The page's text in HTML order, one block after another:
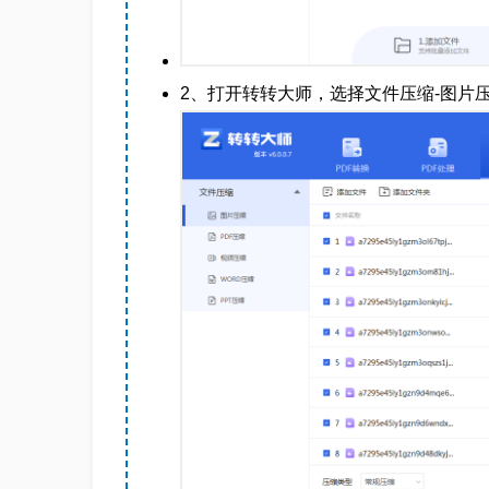
2、打开转转大师，选择文件压缩-图片